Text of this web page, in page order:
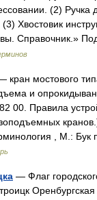
(2) Ручка
Хвостовик
Справочник.»
кран мостового
и
00. Правила
, М.: Бук
— Флаг